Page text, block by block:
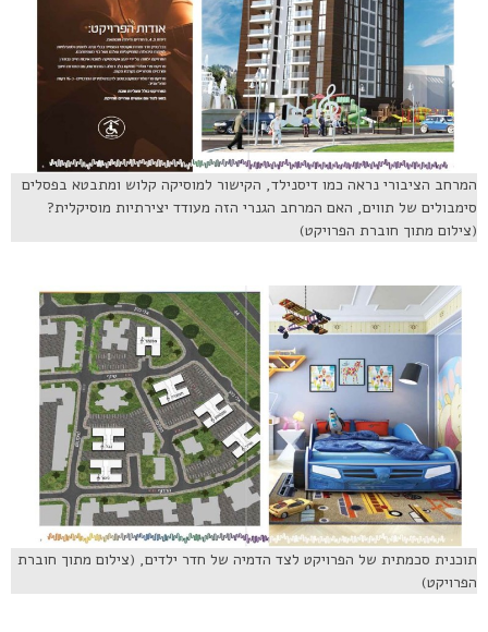
המרחב הציבורי נראה כמו דיסנילד, הקישור למוסיקה קלוש ומתבטא בפסלים
סימבולים של תווים, האם המרחב הגנרי הזה מעודד יצירתיות מוסיקלית?
(צילום מתוך חוברת הפרויקט)
תוכנית סכמתית של הפרויקט לצד הדמיה של חדר ילדים, (צילום מתוך חוברת
הפרויקט)